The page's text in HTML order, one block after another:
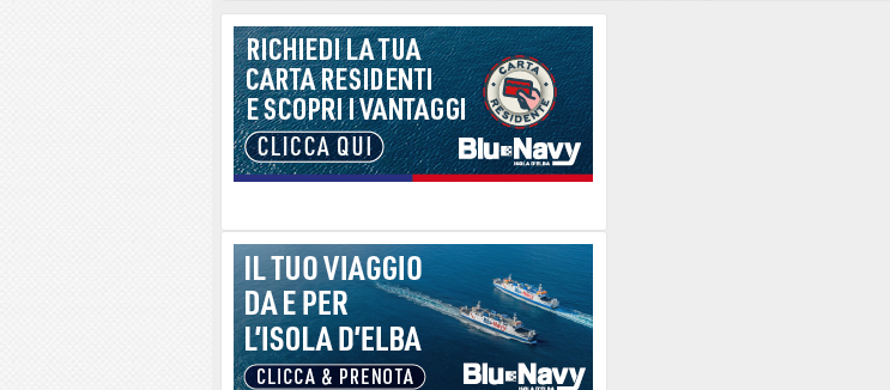
“Diamanti all’Inferno nell’infinito” e il teatro come esercizio del dubbio
Mola ripulita dagli scout Agesci della Valsusa e Legambiente
La grave carenza di medici Usmaf sta creando notevoli disagi ai lavoratori marittimi e alle aziende